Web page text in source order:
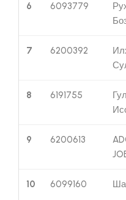
6 6093779
7 6200392
8 6191755
9 6200613
10 6099160